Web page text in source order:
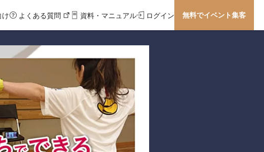
け よくある質問 資料・マニュアル ログイン 無料でイベント集客